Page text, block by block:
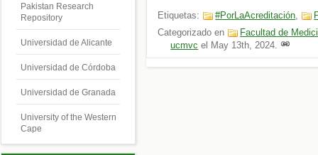
Etiquetas: #PorLaAcreditación,
Categorizado en
Facultad de
ucmvc el May 13th, 2024.
Pakistan Research
Repository
Universidad de Alicante
Universidad de Córdoba
Universidad de Granada
University of the Western
Cape